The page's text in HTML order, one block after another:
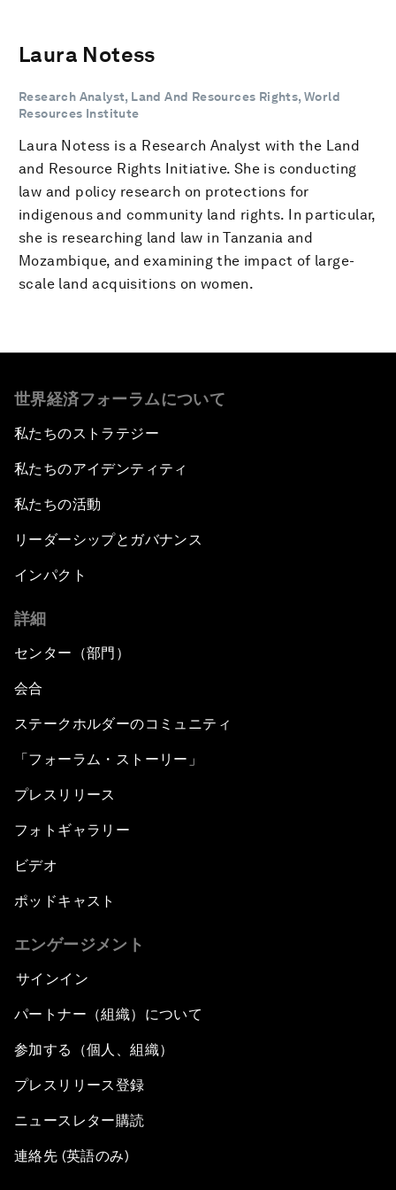
Laura Notess
Research Analyst, Land And Resources Rights, World
Resources Institute
Laura Notess is a Research Analyst with the Land
and Resource Rights Initiative. She is conducting
law and policy research on protections for
indigenous and community land rights. In particular,
she is researching land law in Tanzania and
Mozambique, and examining the impact of large-
scale land acquisitions on women.
世界経済フォーラムについて
私たちのストラテジー
私たちのアイデンティティ
私たちの活動
リーダーシップとガバナンス
インパクト
詳細
センター（部門）
会合
ステークホルダーのコミュニティ
「フォーラム・ストーリー」
プレスリリース
フォトギャラリー
ビデオ
ポッドキャスト
エンゲージメント
サインイン
パートナー（組織）について
参加する（個人、組織）
プレスリリース登録
ニュースレター購読
連絡先 (英語のみ)